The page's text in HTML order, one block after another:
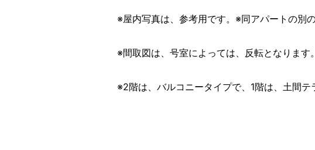
※屋内写真は、参考用です。※同アパートの別
※間取図は、号室によっては、反転となります。
※2階は、バルコニータイプで、1階は、土間テ